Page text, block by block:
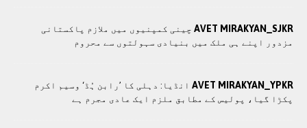
AVET MIRAKYAN_SJKR چينی کمپنيوں ميں ملازم پاکستانی
مزدور اپنے ہی ملک ميں بنيادی سہولتوں سے محروم
AVET MIRAKYAN_YPKR انڈیا: دہلی کا ’رابن ہُڈ‘ وسیم اکرم
پکڑا گیا، پولیس کے مطابق ملزم ایک عادی مجرم ہے